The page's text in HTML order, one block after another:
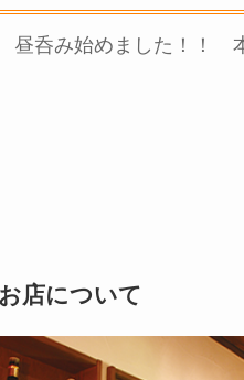
昼呑み始めました！！
お店について